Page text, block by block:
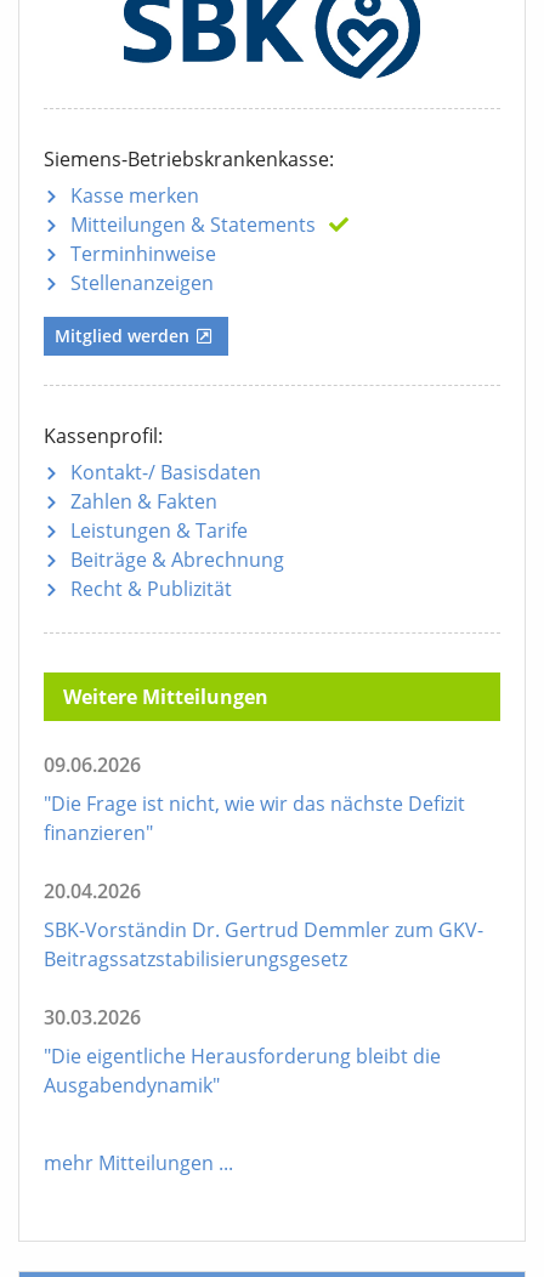
Siemens-Betriebskrankenkasse:
Kasse merken
Mitteilungen & Statements
Terminhinweise
Stellenanzeigen
Mitglied werden
Kassenprofil:
Kontakt-/ Basisdaten
Zahlen & Fakten
Leistungen & Tarife
Beiträge & Abrechnung
Recht & Publizität
Weitere Mitteilungen
09.06.2026
"Die Frage ist nicht, wie wir das nächste Defizit
finanzieren"
20.04.2026
SBK-Vorständin Dr. Gertrud Demmler zum GKV-
Beitragssatzstabilisierungsgesetz
30.03.2026
"Die eigentliche Herausforderung bleibt die
Ausgabendynamik"
mehr Mitteilungen ...